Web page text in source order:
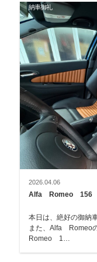
納車御礼
2026.04.06
Alfa Romeo 156
本日は、絶好の御納車日和です！ 本日
また、Alfa Romeoの
Romeo 1…